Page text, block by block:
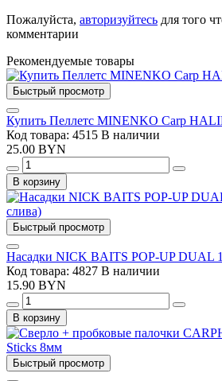
Пожалуйста, авторизуйтесь для того
комментарии
Рекомендуемые товары
Быстрый просмотр
Купить Пеллетс MINENKO Carp
Код товара: 4515 В наличии
25.00 BYN
В корзину
Быстрый просмотр
Насадки NICK BAITS POP-UP DUAL
Код товара: 4827 В наличии
15.90 BYN
В корзину
Быстрый просмотр